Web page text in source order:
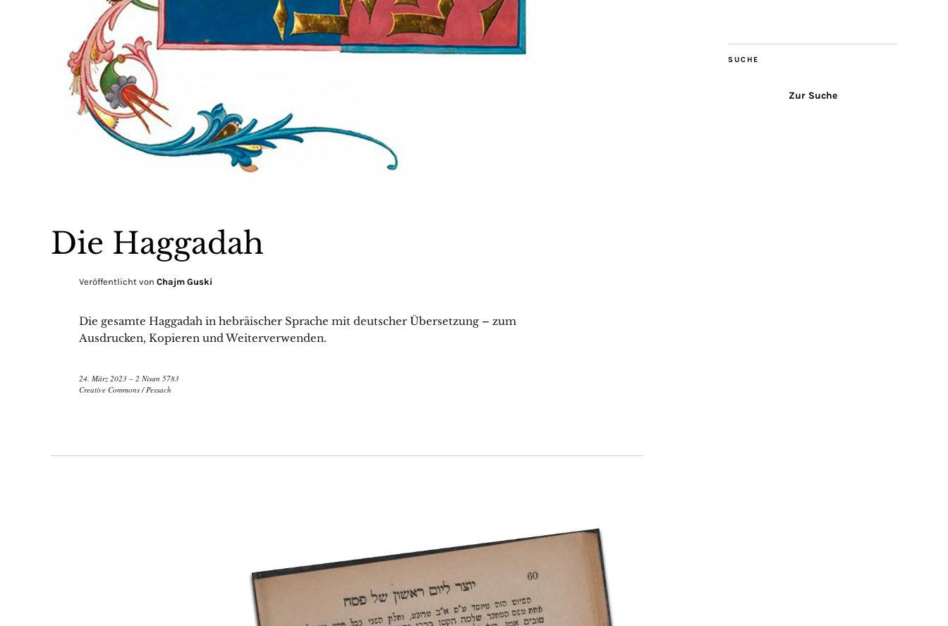
Die Haggadah
Veröffentlicht von Chajm Guski
Die gesamte Haggadah in hebräischer Sprache mit deutscher Übersetzung – zum
Ausdrucken, Kopieren und Weiterverwenden.
24. März 2023 – 2 Nisan 5783
Creative Commons/Pessach
SUCHE
Zur Suche